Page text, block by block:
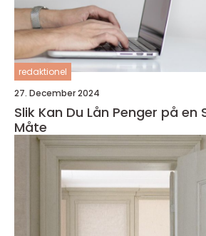
redaktionel
27. December 2024
Slik Kan Du Lån Penger på en
Måte